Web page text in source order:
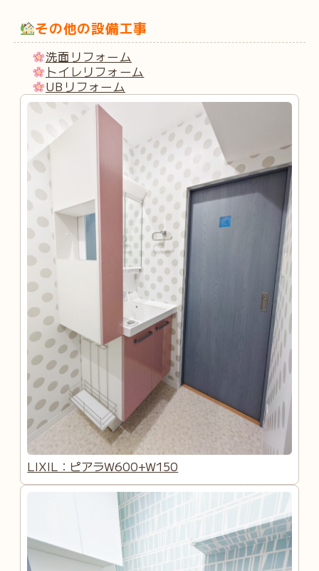
その他の設備工事
洗面リフォーム
トイレリフォーム
UBリフォーム
LIXIL：ピアラW600+W150